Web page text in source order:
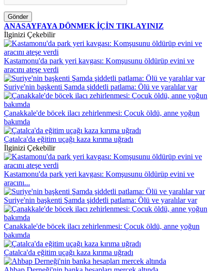
Gönder
ANASAYFAYA DÖNMEK İÇİN TIKLAYINIZ
İlginizi Çekebilir
Kastamonu'da park yeri kavgası: Komşusunu öldürüp evini ve
aracını ateşe verdi
Suriye'nin başkenti Şamda şiddetli patlama: Ölü ve yaralılar var
Çanakkale'de böcek ilacı zehirlenmesi: Çocuk öldü, anne yoğun
bakımda
Çatalca'da eğitim uçağı kaza kırıma uğradı
İlginizi Çekebilir
Kastamonu'da park yeri kavgası: Komşusunu öldürüp evini ve
aracını...
Suriye'nin başkenti Şamda şiddetli patlama: Ölü ve yaralılar var
Çanakkale'de böcek ilacı zehirlenmesi: Çocuk öldü, anne yoğun
bakımda
Çatalca'da eğitim uçağı kaza kırıma uğradı